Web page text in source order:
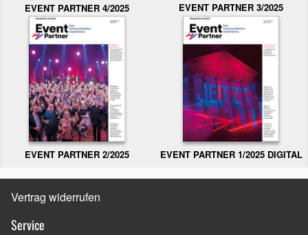
EVENT PARTNER 4/2025 EVENT PARTNER 3/2025
EVENT PARTNER 2/2025 EVENT PARTNER 1/2025 DIGITAL
Vertrag widerrufen
Service